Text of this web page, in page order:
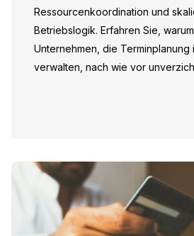
Ressourcenkoordination und
Betriebslogik. Erfahren Sie,
Unternehmen, die Terminplanung
verwalten, nach wie vor